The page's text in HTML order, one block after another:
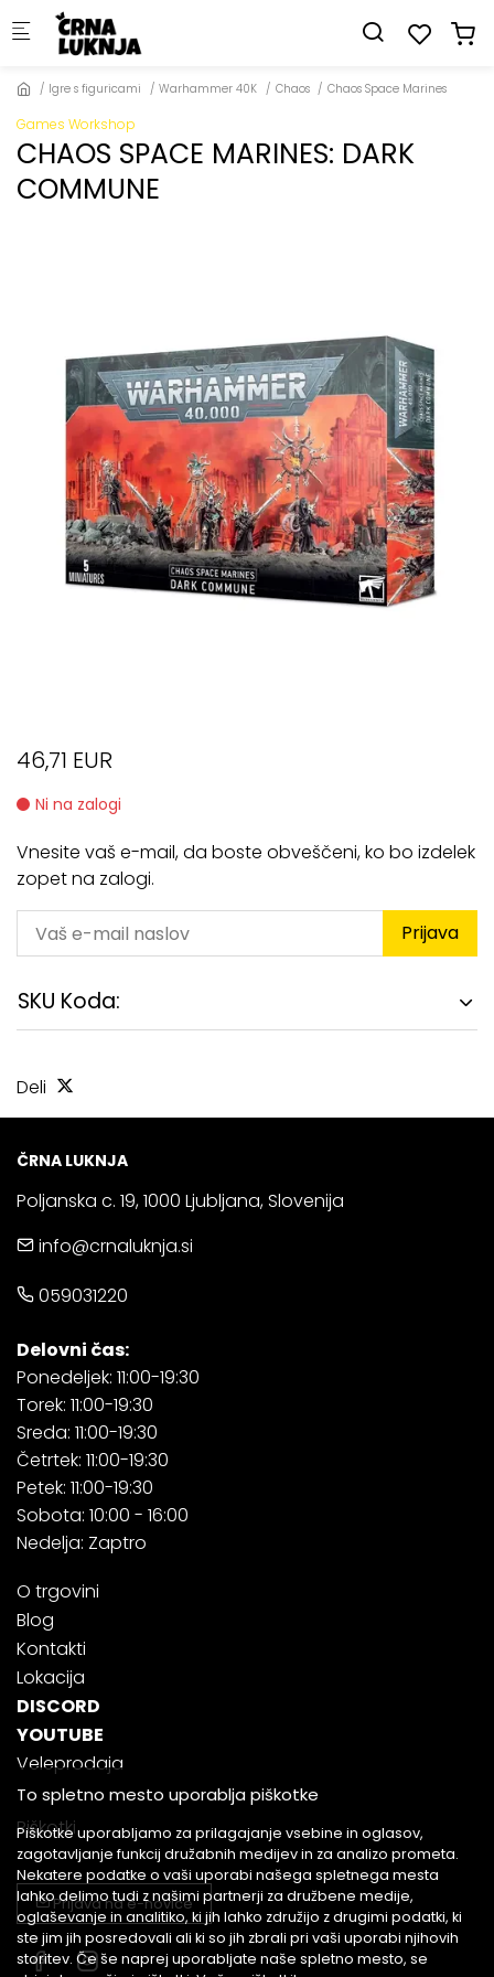
Skip to main content
Igre s figuricami Warhammer 40K Chaos Chaos Space Marines
Games Workshop
CHAOS SPACE MARINES: DARK
COMMUNE
46,71 EUR
Ni na zalogi
Vnesite vaš e-mail, da boste obveščeni, ko bo izdelek
zopet na zalogi.
Prijava
SKU Koda:
Deli
ČRNA LUKNJA
Poljanska c. 19, 1000 Ljubljana, Slovenija
info@crnaluknja.si
059031220
Delovni čas:
Ponedeljek: 11:00-19:30
Torek: 11:00-19:30
Sreda: 11:00-19:30
Četrtek: 11:00-19:30
Petek: 11:00-19:30
Sobota: 10:00 - 16:00
Nedelja: Zaptro
O trgovini
Blog
Kontakti
Lokacija
DISCORD
YOUTUBE
Veleprodaja
Piškotki
Prijava na e-novice
To spletno mesto uporablja piškotke
Piškotke uporabljamo za prilagajanje vsebine in oglasov,
zagotavljanje funkcij družabnih medijev in za analizo prometa.
Nekatere podatke o vaši uporabi našega spletnega mesta
lahko delimo tudi z našimi partnerji za družbene medije,
oglaševanje in analitiko, ki jih lahko združijo z drugimi podatki, ki
ste jim jih posredovali ali ki so jih zbrali pri vaši uporabi njihovih
storitev. Če še naprej uporabljate naše spletno mesto, se